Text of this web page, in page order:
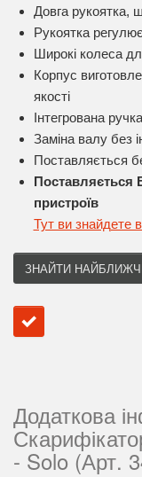
Довга рукоятка,
Рукоятка
Широкі колеса
Корпус
якості
Інтегрована
Заміна валу без
Поставляється
Поставляється
пристроїв
Тут ви знайдете
ЗНАЙТИ
Додаткова
- Solo (Арт.